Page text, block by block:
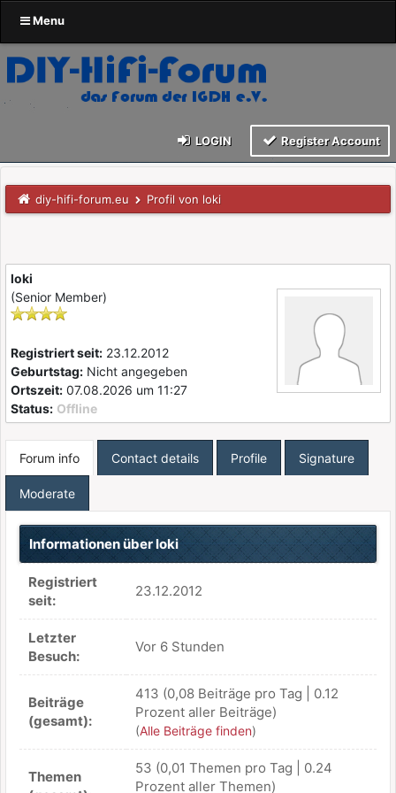
Menu
LOGIN Register Account
diy-hifi-forum.eu Profil von loki
loki
(Senior Member)
Registriert seit: 23.12.2012
Geburtstag: Nicht angegeben
Ortszeit: 07.08.2026 um 11:27
Status: Offline
Forum info Contact details Profile Signature
Moderate
Informationen über loki
Registriert
seit:
23.12.2012
Letzter
Besuch:
Vor 6 Stunden
Beiträge
(gesamt):
413 (0,08 Beiträge pro Tag | 0.12
Prozent aller Beiträge)
(Alle Beiträge finden)
Themen
53 (0,01 Themen pro Tag | 0.24
Prozent aller Themen)